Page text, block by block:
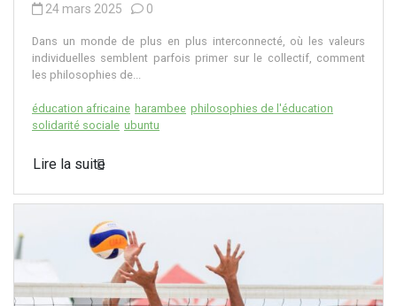
24 mars 2025 0
Dans un monde de plus en plus interconnecté, où les valeurs
individuelles semblent parfois primer sur le collectif, comment
les philosophies de...
éducation africaine harambee philosophies de l'éducation
solidarité sociale ubuntu
Lire la suite